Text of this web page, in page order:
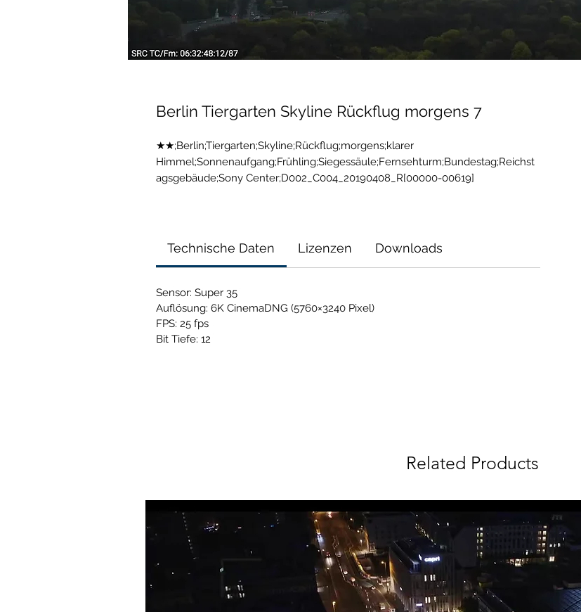
Berlin Tiergarten Skyline Rückflug morgens 7
★★;Berlin;Tiergarten;Skyline;Rückflug;morgens;klarer
Himmel;Sonnenaufgang;Frühling;Siegessäule;Fernsehturm;Bundestag;Reichst
agsgebäude;Sony Center;D002_C004_20190408_R[00000-00619]
Technische Daten Lizenzen Downloads
Sensor: Super 35
Auflösung: 6K CinemaDNG (5760×3240 Pixel)
FPS: 25 fps
Bit Tiefe: 12
Related Products